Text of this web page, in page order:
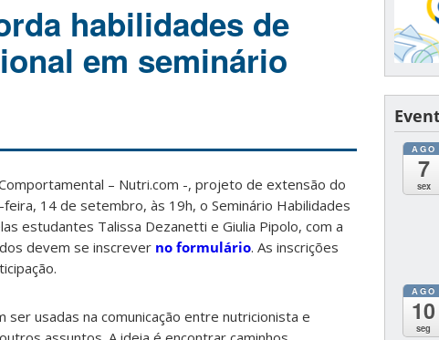
habilidades de
em seminário
– Nutri.com -, projeto de extensão do
14 de setembro, às 19h, o Seminário Habilidades
estudantes Talissa Dezanetti e Giulia Pipolo, com a
devem se inscrever no formulário. As inscrições
usadas na comunicação entre nutricionista e
AGO
7
sex
AGO
10
seg